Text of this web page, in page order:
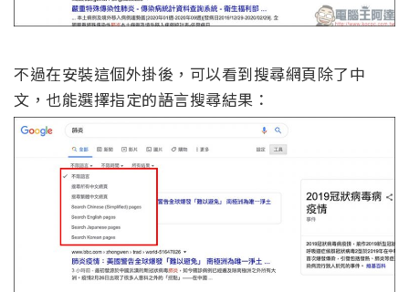
不過在安裝這個外掛後，可以看到搜尋網頁除了中
文，也能選擇指定的語言搜尋結果：